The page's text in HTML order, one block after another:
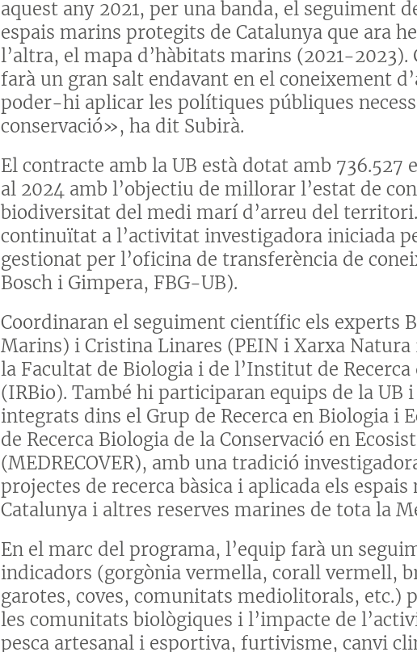
aquest any 2021, per una banda, el seguiment
espais marins protegits de Catalunya que ara
l’altra, el mapa d’hàbitats marins (2021-2023).
farà un gran salt endavant en el coneixement
poder-hi aplicar les polítiques públiques
conservació», ha dit Subirà.
El contracte amb la UB està dotat amb 736.527
al 2024 amb l’objectiu de millorar l’estat de
biodiversitat del medi marí d’arreu del
continuïtat a l’activitat investigadora iniciada
gestionat per l’oficina de transferència de
Bosch i Gimpera, FBG-UB).
Coordinaran el seguiment científic els experts
Marins) i Cristina Linares (PEIN i Xarxa Natura
la Facultat de Biologia i de l’Institut de
(IRBio). També hi participaran equips de la UB
integrats dins el Grup de Recerca en Biologia i
de Recerca Biologia de la Conservació en
(MEDRECOVER), amb una tradició
projectes de recerca bàsica i aplicada els
Catalunya i altres reserves marines de tota la
En el marc del programa, l’equip farà un
indicadors (gorgònia vermella, corall vermell,
garotes, coves, comunitats mediolitorals, etc.)
les comunitats biològiques i l’impacte de
pesca artesanal i esportiva, furtivisme, canvi